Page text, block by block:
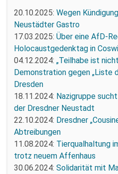
20.10.2025: Wegen
Neustädter Gastro
17.03.2025: Über eine AfD-
Holocaustgedenktag in
04.12.2024: „Teilhabe ist
Demonstration gegen „Liste
Dresden
18.11.2024: Nazigruppe
der Dresdner Neustadt
22.10.2024: Dresdner
Abtreibungen
11.08.2024: Tierqualhaltung
trotz neuem Affenhaus
30.06.2024: Solidarität mit